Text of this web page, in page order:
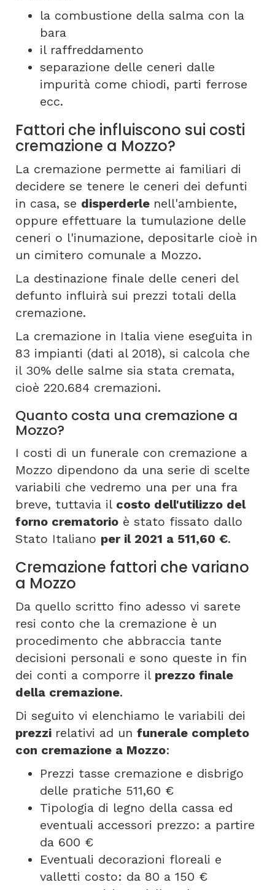
la combustione della salma con la
bara
il raffreddamento
separazione delle ceneri dalle
impurità come chiodi, parti ferrose
ecc.
Fattori che influiscono sui costi
cremazione a Mozzo?
La cremazione permette ai familiari di
decidere se tenere le ceneri dei defunti
in casa, se disperderle nell'ambiente,
oppure effettuare la tumulazione delle
ceneri o l'inumazione, depositarle cioè in
un cimitero comunale a Mozzo.
La destinazione finale delle ceneri del
defunto influirà sui prezzi totali della
cremazione.
La cremazione in Italia viene eseguita in
83 impianti (dati al 2018), si calcola che
il 30% delle salme sia stata cremata,
cioè 220.684 cremazioni.
Quanto costa una cremazione a
Mozzo?
I costi di un funerale con cremazione a
Mozzo dipendono da una serie di scelte
variabili che vedremo una per una fra
breve, tuttavia il costo dell'utilizzo del
forno crematorio è stato fissato dallo
Stato Italiano per il 2021 a 511,60 €.
Cremazione fattori che variano
a Mozzo
Da quello scritto fino adesso vi sarete
resi conto che la cremazione è un
procedimento che abbraccia tante
decisioni personali e sono queste in fin
dei conti a comporre il prezzo finale
della cremazione.
Di seguito vi elenchiamo le variabili dei
prezzi relativi ad un funerale completo
con cremazione a Mozzo:
Prezzi tasse cremazione e disbrigo
delle pratiche 511,60 €
Tipologia di legno della cassa ed
eventuali accessori prezzo: a partire
da 600 €
Eventuali decorazioni floreali e
valletti costo: da 80 a 150 €